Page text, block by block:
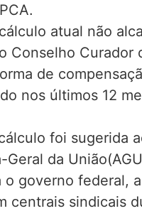
atual não
Conselho Curador
de
nos últimos 12
foi sugerida
Geral da
o governo federal,
centrais sindicais